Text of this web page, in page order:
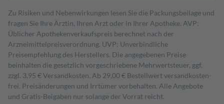
Zu Risiken und Nebenwirkungen lesen Sie die Packungsbeilage und
fragen Sie Ihre Ärztin, Ihren Arzt oder in Ihrer Apotheke. AVP:
Üblicher Apothekenverkaufspreis berechnet nach der
Arzneimittelpreisverordnung. UVP: Unverbindliche
Preisempfehlung des Herstellers. Die angegebenen Preise
beinhalten die gesetzlich vorgeschriebene Mehrwertsteuer, ggf.
zzgl. 3,95 € Versandkosten. Ab 29,00 € Bestell­wert versand­kosten­
frei. Preisänderungen und Irrtümer vorbehalten. Alle Angebote
und Gratis-Beigaben nur solange der Vorrat reicht.